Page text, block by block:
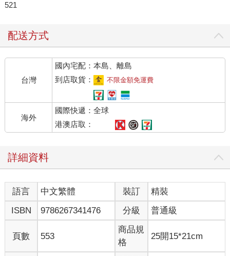
521
配送方式
台灣
國內宅配：本島、離島
到店取貨：
不限金額免運費
海外
國際快遞：全球
港澳店取：
詳細資料
語言 中文繁體 裝訂
精裝
ISBN
9786267341476 分級 普通級
頁數 553
商品規
格
25開15*21cm